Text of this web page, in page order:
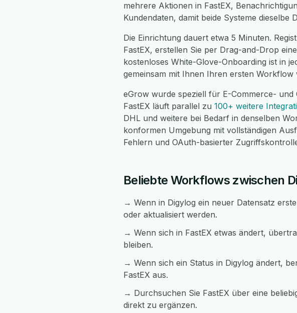
mehrere Aktionen in FastEX,
Kundendaten, damit beide Systeme dieselbe
Die Einrichtung dauert etwa 5 Minuten.
FastEX, erstellen Sie per Drag-and-Drop
kostenloses White-Glove-Onboarding ist in
gemeinsam mit Ihnen Ihren ersten Workflow
eGrow wurde speziell für E-Commerce-
FastEX läuft parallel zu 100+ weitere
DHL und weitere bei Bedarf in denselben
konformen Umgebung mit vollständigen
Fehlern und OAuth-basierter
Beliebte Workflows zwischen
→ Wenn in Digylog ein neuer Datensatz
oder aktualisiert werden.
→ Wenn sich in FastEX etwas ändert,
bleiben.
→ Wenn sich ein Status in Digylog ändert,
FastEX aus.
→ Durchsuchen Sie FastEX über eine
direkt zu ergänzen.